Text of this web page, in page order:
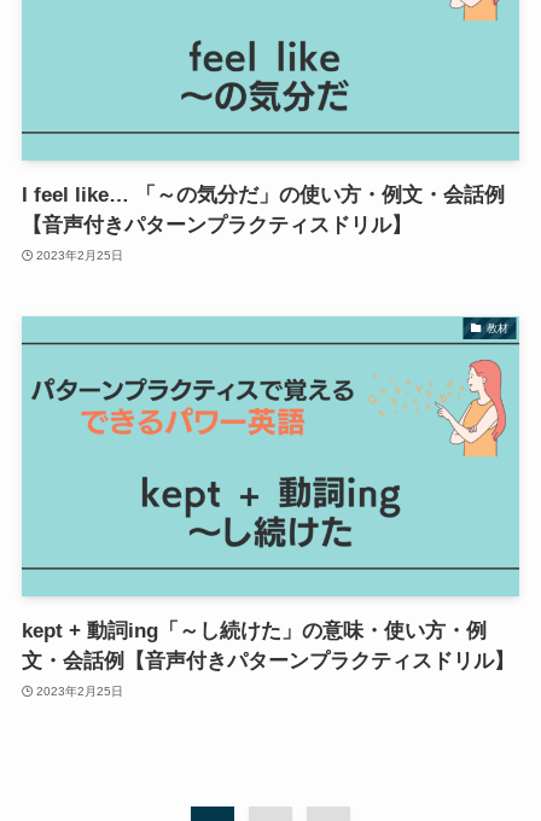
I feel like… 「～の気分だ」の使い方・例文・会話例
【音声付きパターンプラクティスドリル】
2023年2月25日
教材
kept + 動詞ing「～し続けた」の意味・使い方・例
文・会話例【音声付きパターンプラクティスドリル】
2023年2月25日